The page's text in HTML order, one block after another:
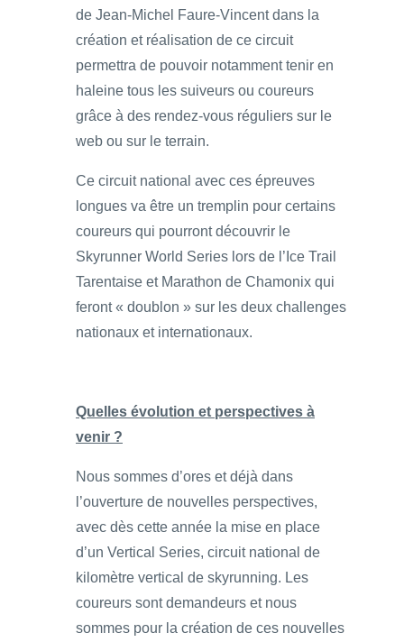
de Jean-Michel Faure-Vincent dans la
création et réalisation de ce circuit
permettra de pouvoir notamment tenir en
haleine tous les suiveurs ou coureurs
grâce à des rendez-vous réguliers sur le
web ou sur le terrain.
Ce circuit national avec ces épreuves
longues va être un tremplin pour certains
coureurs qui pourront découvrir le
Skyrunner World Series lors de l’Ice Trail
Tarentaise et Marathon de Chamonix qui
feront « doublon » sur les deux challenges
nationaux et internationaux.
Quelles évolution et perspectives à
venir ?
Nous sommes d’ores et déjà dans
l’ouverture de nouvelles perspectives,
avec dès cette année la mise en place
d’un Vertical Series, circuit national de
kilomètre vertical de skyrunning. Les
coureurs sont demandeurs et nous
sommes pour la création de ces nouvelles